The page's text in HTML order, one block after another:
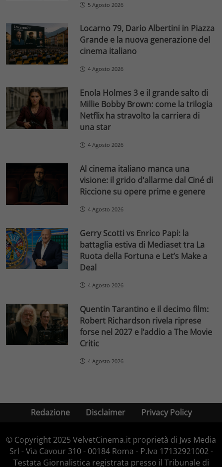
5 Agosto 2026
Locarno 79, Dario Albertini in Piazza
Grande e la nuova generazione del
cinema italiano
4 Agosto 2026
Enola Holmes 3 e il grande salto di
Millie Bobby Brown: come la trilogia
Netflix ha stravolto la carriera di
una star
4 Agosto 2026
Al cinema italiano manca una
visione: il grido d’allarme dal Ciné di
Riccione su opere prime e genere
4 Agosto 2026
Gerry Scotti vs Enrico Papi: la
battaglia estiva di Mediaset tra La
Ruota della Fortuna e Let’s Make a
Deal
4 Agosto 2026
Quentin Tarantino e il decimo film:
Robert Richardson rivela riprese
forse nel 2027 e l’addio a The Movie
Critic
4 Agosto 2026
Redazione Disclaimer Privacy Policy
© Copyright 2025 VelvetCinema.it proprietà di Jws Media
Srl - Via Cavour 310 - 00184 Roma - P.Iva 17132921002 -
Testata Giornalistica registrata presso il Tribunale di